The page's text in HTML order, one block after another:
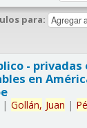
para:
- privadas
en
| Gollán, Juan |